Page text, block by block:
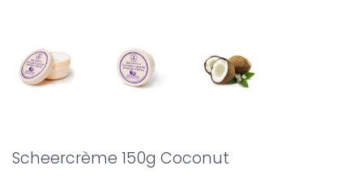
Scheercrème 150g Coconut